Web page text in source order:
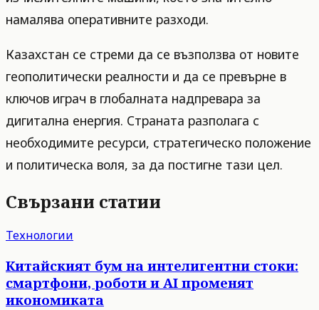
намалява оперативните разходи.
Казахстан се стреми да се възползва от новите
геополитически реалности и да се превърне в
ключов играч в глобалната надпревара за
дигитална енергия. Страната разполага с
необходимите ресурси, стратегическо положение
и политическа воля, за да постигне тази цел.
Свързани статии
Технологии
Китайският бум на интелигентни стоки:
смартфони, роботи и AI променят
икономиката